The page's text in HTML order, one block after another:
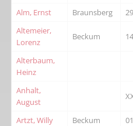
Alm, Ernst Braunsberg
Altemeier,
Lorenz
Beckum
Alterbaum,
Heinz
Anhalt,
August
Artzt, Willy Beckum